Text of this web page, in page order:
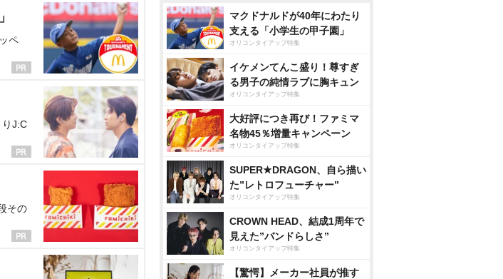
ペ
J:C
その
マクドナルドが40年にわたり
支える「小学生の甲子園」
オリコンタイアップ特集
イケメンてんこ盛り！尊すぎ
る男子の純情ラブに胸キュン
オリコンタイアップ特集
大好評につき再び！ファミマ
名物45％増量キャンペーン
オリコンタイアップ特集
SUPER★DRAGON、自ら描い
た”レトロフューチャー”
オリコンタイアップ特集
CROWN HEAD、結成1周年で
見えた”バンドらしさ”
オリコンタイアップ特集
【驚愕】メーカー社員が推す